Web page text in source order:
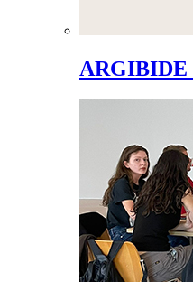
ARGIBIDE